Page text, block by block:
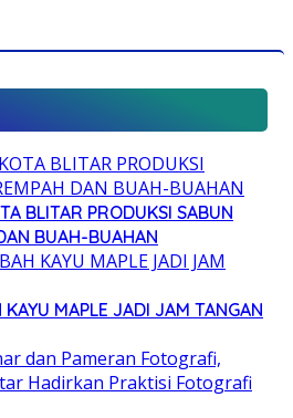
BLITAR PRODUKSI SABUN
BUAH-BUAHAN
MAPLE JADI JAM TANGAN